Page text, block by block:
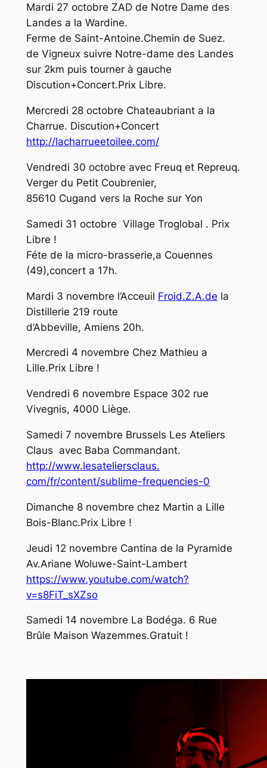
Mardi 27 octobre ZAD de Notre Dame des
Landes a la Wardine.
Ferme de Saint-Antoine.Chemin de Suez.
de Vigneux suivre Notre-dame des Landes
sur 2km puis tourner à gauche
Discution+Concert.Prix Libre.
Mercredi 28 octobre Chateaubriant a la
Charrue. Discution+Concert
http://lacharrueetoilee.com/
Vendredi 30 octobre avec Freuq et Repreuq.
Verger du Petit Coubrenier,
85610 Cugand vers la Roche sur Yon
Samedi 31 octobre Village Troglobal . Prix
Libre !
Féte de la micro-brasserie,a Couennes
(49),concert a 17h.
Mardi 3 novembre l’Acceuil Froid.Z.A.de la
Distillerie 219 route
d’Abbeville, Amiens 20h.
Mercredi 4 novembre Chez Mathieu a
Lille.Prix Libre !
Vendredi 6 novembre Espace 302 rue
Vivegnis, 4000 Liège.
Samedi 7 novembre Brussels Les Ateliers
Claus avec Baba Commandant.
http://www.lesateliersclaus.
com/fr/content/sublime-frequencies-0
Dimanche 8 novembre chez Martin a Lille
Bois-Blanc.Prix Libre !
Jeudi 12 novembre Cantina de la Pyramide
Av.Ariane Woluwe-Saint-Lambert
https://www.youtube.com/watch?
v=s8FiT_sXZso
Samedi 14 novembre La Bodéga. 6 Rue
Brûle Maison Wazemmes.Gratuit !